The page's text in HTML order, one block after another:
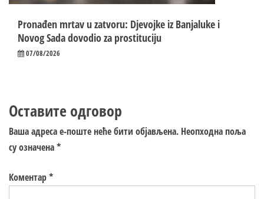
Pronađen mrtav u zatvoru: Djevojke iz Banjaluke i
Novog Sada dovodio za prostituciju
07/08/2026
Оставите одговор
Ваша адреса е-поште неће бити објављена. Неопходна поља
су означена*
Коментар*